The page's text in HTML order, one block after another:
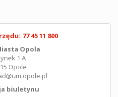
77 45 11 800
Opola
1 A
Opole
biuletynu